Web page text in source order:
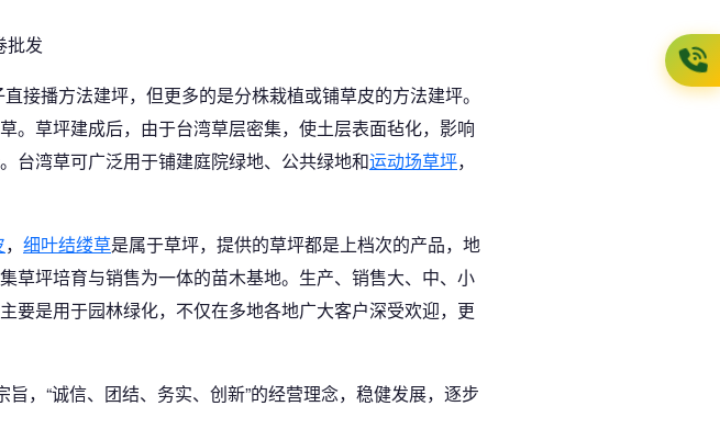
接播方法建坪，但更多的是分株栽植或铺草皮的方法建坪。
。草坪建成后，由于台湾草层密集，使土层表面毡化，影响
台湾草可广泛用于铺建庭院绿地、公共绿地和运动场草坪，
， 细叶结缕草是属于草坪，提供的草坪都是上档次的产品，地
草坪培育与销售为一体的苗木基地。生产、销售大、中、小
要是用于园林绿化，不仅在多地各地广大客户深受欢迎，更
，“诚信、团结、务实、创新”的经营理念，稳健发展，逐步